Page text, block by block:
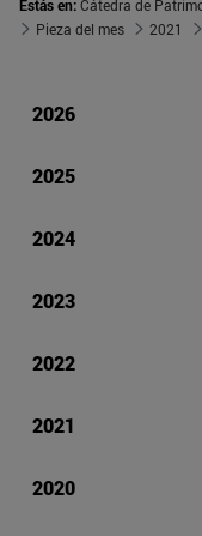
Estás en:Cátedra de
Pieza del mes
2021
2026
2025
2024
2023
2022
2021
2020